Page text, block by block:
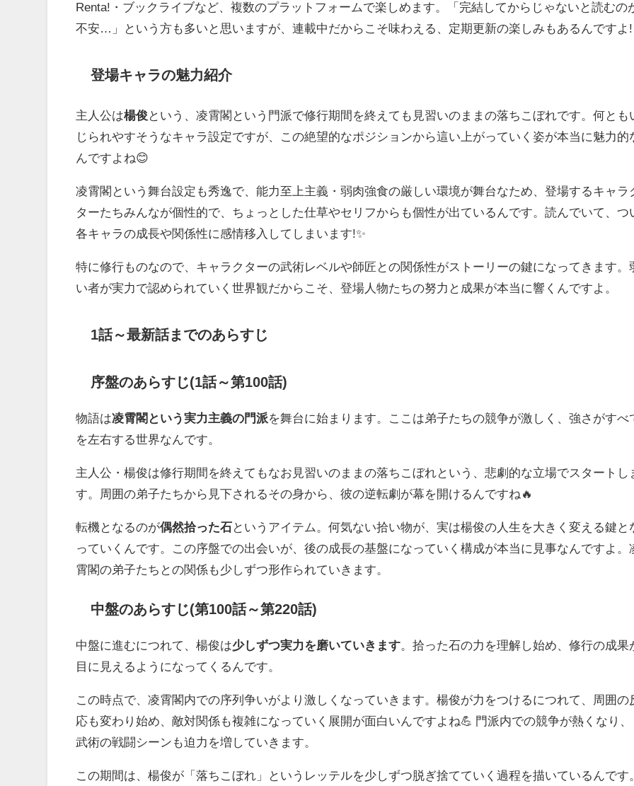
Renta!・ブックライブなど、複数のプラットフォームで楽しめます。「完結してからじゃないと読むの
不安…」という方も多いと思いますが、連載中だからこそ味わえる、定期更新の楽しみもあるんですよ!
登場キャラの魅力紹介
主人公は楊俊 という、凌霄閣という門派で修行期間を終えても見習いのままの落ちこぼれです。何とも
じられやすそうなキャラ設定ですが、この絶望的なポジションから這い上がっていく姿が本当に魅力的
んですよね😊
凌霄閣という舞台設定も秀逸で、能力至上主義・弱肉強食の厳しい環境が舞台なため、登場するキャラ
ターたちみんなが個性的で、ちょっとした仕草やセリフからも個性が出ているんです。読んでいて、つ
各キャラの成長や関係性に感情移入してしまいます!✨
特に修行ものなので、キャラクターの武術レベルや師匠との関係性がストーリーの鍵になってきます。
い者が実力で認められていく世界観だからこそ、登場人物たちの努力と成果が本当に響くんですよ。
1話～最新話までのあらすじ
序盤のあらすじ(1話～第100話)
物語は凌霄閣という実力主義の門派を舞台に始まります。ここは弟子たちの競争が激しく、強さがすべ
を左右する世界なんです。
主人公・楊俊は修行期間を終えてもなお見習いのままの落ちこぼれという、悲劇的な立場でスタートし
す。周囲の弟子たちから見下されるその身から、彼の逆転劇が幕を開けるんですね🔥
転機となるのが偶然拾った石というアイテム。何気ない拾い物が、実は楊俊の人生を大きく変える鍵と
っていくんです。この序盤での出会いが、後の成長の基盤になっていく構成が本当に見事なんですよ。
霄閣の弟子たちとの関係も少しずつ形作られていきます。
中盤のあらすじ(第100話～第220話)
中盤に進むにつれて、楊俊は少しずつ実力を磨いていきます 。拾った石の力を理解し始め、修行の成果
目に見えるようになってくるんです。
この時点で、凌霄閣内での序列争いがより激しくなっていきます。楊俊が力をつけるにつれて、周囲の
応も変わり始め、敵対関係も複雑になっていく展開が面白いんですよね💪 門派内での競争が熱くなり、
武術の戦闘シーンも迫力を増していきます。
この期間は、楊俊が「落ちこぼれ」というレッテルを少しずつ脱ぎ捨てていく過程を描いているんです